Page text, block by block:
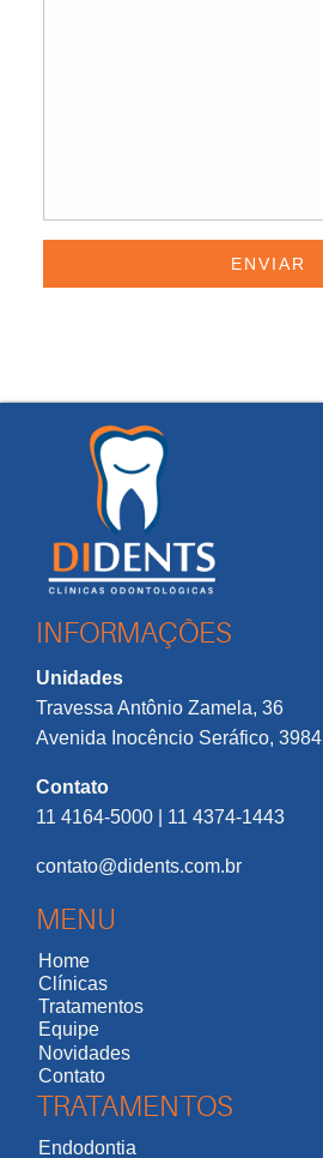
INFORMAÇÕES
Unidades
Travessa Antônio Zamela, 36
Avenida Inocêncio Seráfico, 3984
Contato
11 4164-5000 | 11 4374-1443
contato@didents.com.br
MENU
Home
Clínicas
Tratamentos
Equipe
Novidades
Contato
TRATAMENTOS
Endodontia